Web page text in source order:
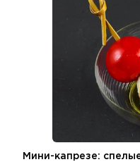
Мини-капрезе: